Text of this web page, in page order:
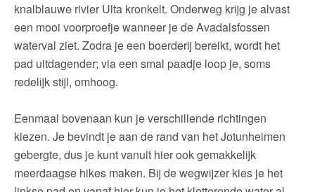
knalblauwe rivier Ulta kronkelt. Onderweg krijg je alvast
een mooi voorproefje wanneer je de Avadalsfossen
waterval ziet. Zodra je een boerderij bereikt, wordt het
pad uitdagender; via een smal paadje loop je, soms
redelijk stijl, omhoog.
Eenmaal bovenaan kun je verschillende richtingen
kiezen. Je bevindt je aan de rand van het Jotunheimen
gebergte, dus je kunt vanuit hier ook gemakkelijk
meerdaagse hikes maken. Bij de wegwijzer kies je het